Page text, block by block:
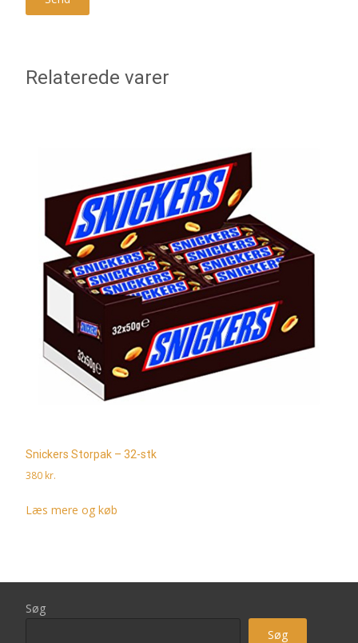
Relaterede varer
Snickers Storpak – 32-stk
380 kr.
Læs mere og køb
Søg
Søg